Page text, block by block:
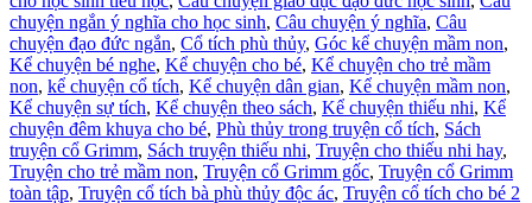
chuyện ngắn ý nghĩa cho học sinh, Câu chuyện ý nghĩa, Câu
chuyện đạo đức ngắn, Cổ tích phù thủy, Góc kể chuyện mầm non,
Kể chuyện bé nghe, Kể chuyện cho bé, Kể chuyện cho trẻ mầm
non, kể chuyện cổ tích, Kể chuyện dân gian, Kể chuyện mầm non,
Kể chuyện sự tích, Kể chuyện theo sách, Kể chuyện thiếu nhi, Kể
chuyện đêm khuya cho bé, Phù thủy trong truyện cổ tích, Sách
truyện cổ Grimm, Sách truyện thiếu nhi, Truyện cho thiếu nhi hay,
Truyện cho trẻ mầm non, Truyện cổ Grimm gốc, Truyện cổ Grimm
toàn tập, Truyện cổ tích bà phù thủy độc ác, Truyện cổ tích cho bé 2